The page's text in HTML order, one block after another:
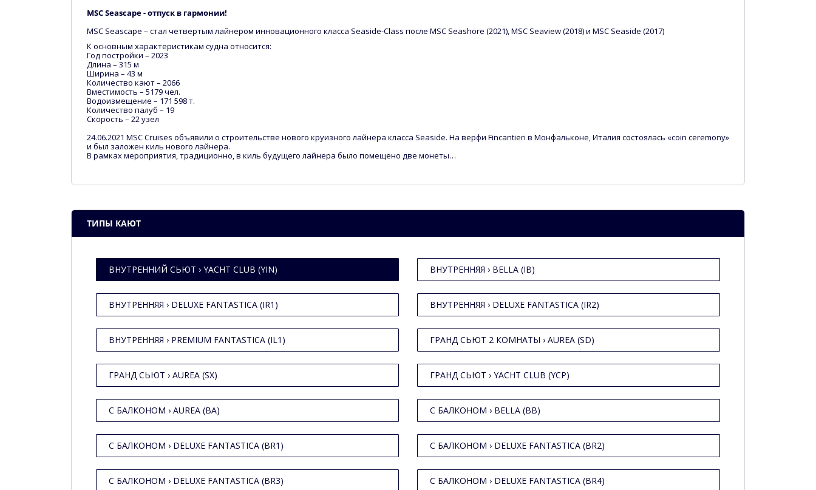
MSC Seascape - отпуск в гармонии!
MSC Seascape – стал четвертым лайнером инновационного класса Seaside-Class после MSC Seashore (2021), MSC Seaview (2018) и MSC Seaside (2017)
К основным характеристикам судна относится:
Год постройки – 2023
Длина – 315 м
Ширина – 43 м
Количество кают – 2066
Вместимость – 5179 чел.
Водоизмещение – 171 598 т.
Количество палуб – 19
Скорость – 22 узел
24.06.2021 MSC Cruises объявили о строительстве нового круизного лайнера класса Seaside. На верфи Fincantieri в Монфальконе, Италия состоялась «coin ceremony»
и был заложен киль нового лайнера.
В рамках мероприятия, традиционно, в киль будущего лайнера было помещено две монеты…
ТИПЫ КАЮТ
ВНУТРЕННИЙ СЬЮТ › YACHT CLUB (YIN) ВНУТРЕННЯЯ › BELLA (IB)
ВНУТРЕННЯЯ › DELUXE FANTASTICA (IR1) ВНУТРЕННЯЯ › DELUXE FANTASTICA (IR2)
ВНУТРЕННЯЯ › PREMIUM FANTASTICA (IL1) ГРАНД СЬЮТ 2 КОМНАТЫ › AUREA (SD)
ГРАНД СЬЮТ › AUREA (SX) ГРАНД СЬЮТ › YACHT CLUB (YCP)
С БАЛКОНОМ › AUREA (BA) С БАЛКОНОМ › BELLA (BB)
С БАЛКОНОМ › DELUXE FANTASTICA (BR1) С БАЛКОНОМ › DELUXE FANTASTICA (BR2)
С БАЛКОНОМ › DELUXE FANTASTICA (BR3) С БАЛКОНОМ › DELUXE FANTASTICA (BR4)